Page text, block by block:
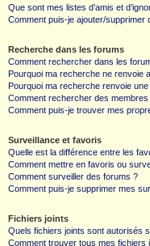
Que sont mes listes d’amis et
Comment puis-je ajouter/supprimer
Recherche dans les forums
Comment rechercher dans les
Pourquoi ma recherche ne renvoie
Pourquoi ma recherche renvoie
Comment rechercher des membres
Comment puis-je trouver mes
Surveillance et favoris
Quelle est la différence entre les
Comment mettre en favoris ou
Comment surveiller des forums ?
Comment puis-je supprimer mes
Fichiers joints
Quels fichiers joints sont autorisés
Comment trouver tous mes fichiers